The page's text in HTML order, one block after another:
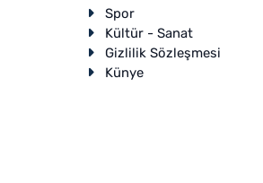
Spor
Kültür - Sanat
Gizlilik Sözleşmesi
Künye